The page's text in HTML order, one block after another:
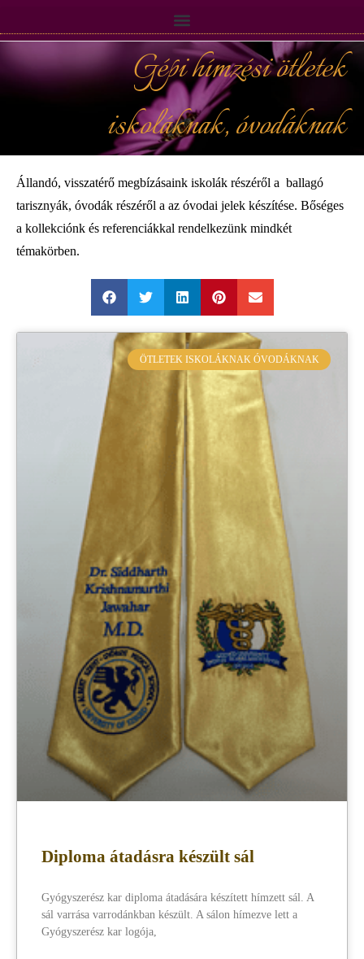
Gépi hímzési ötletek
iskoláknak, óvodáknak
Állandó, visszatérő megbízásaink iskolák részéről a ballagó
tarisznyák, óvodák részéről a az óvodai jelek készítése. Bőséges
a kollekciónk és referenciákkal rendelkezünk mindkét
témakörben.
ÖTLETEK ISKOLÁKNAK ÓVODÁKNAK
Diploma átadásra készült sál
Gyógyszerész kar diploma átadására készített hímzett sál. A
sál varrása varrodánkban készült. A sálon hímezve lett a
Gyógyszerész kar logója,